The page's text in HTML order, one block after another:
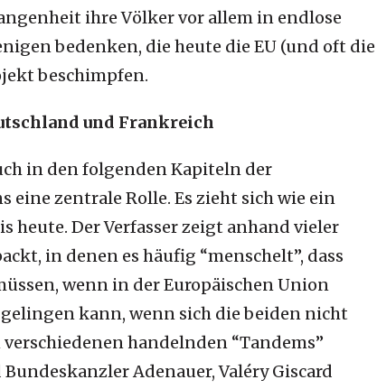
ihre Völker vor allem in endlose
bedenken, die heute die EU (und oft die
beschimpfen.
und Frankreich
in den folgenden Kapiteln der
eine zentrale Rolle. Es zieht sich wie ein
heute. Der Verfasser zeigt anhand vieler
in denen es häufig “menschelt”, dass
wenn in der Europäischen Union
kann, wenn sich die beiden nicht
handelnden “Tandems”
Adenauer, Valéry Giscard